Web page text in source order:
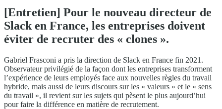
[Entretien] Pour le nouveau directeur de
Slack en France, les entreprises doivent
éviter de recruter des « clones ».
Gabriel Frasconi a pris la direction de Slack en France fin 2021.
Observateur privilégié de la façon dont les entreprises transforment
l’expérience de leurs employés face aux nouvelles règles du travail
hybride, mais aussi de leurs discours sur les « valeurs » et le « sens
du travail », il revient sur les sujets qui pèsent le plus aujourd’hui
pour faire la différence en matière de recrutement.